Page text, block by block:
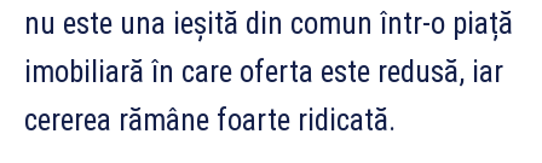
nu este una ieșită din comun într-o piață
imobiliară în care oferta este redusă, iar
cererea rămâne foarte ridicată.